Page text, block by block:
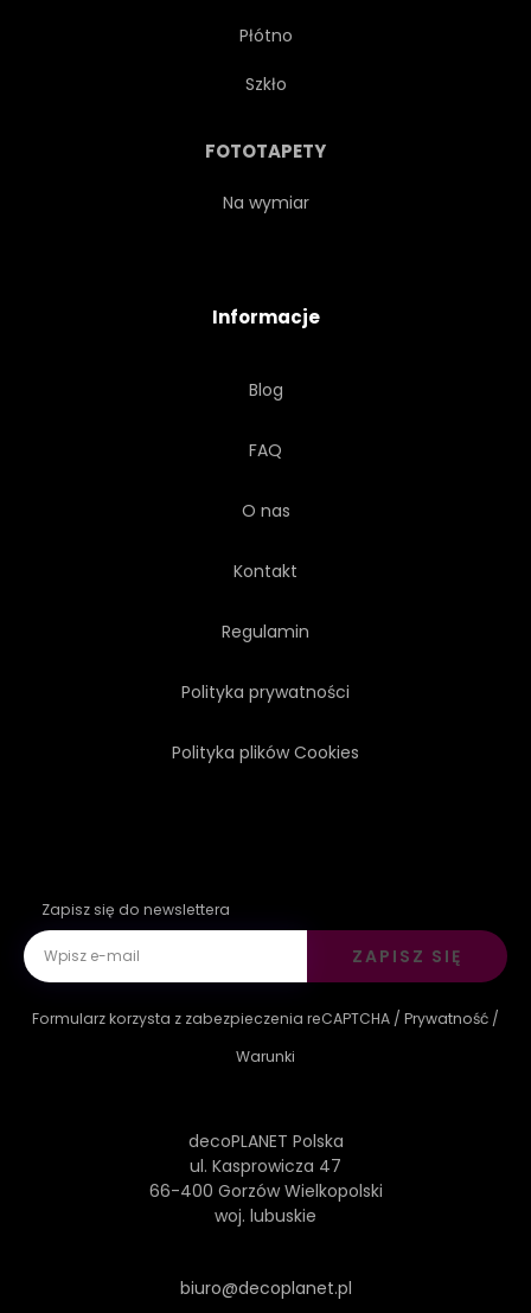
Płótno
Szkło
FOTOTAPETY
Na wymiar
Informacje
Blog
FAQ
O nas
Kontakt
Regulamin
Polityka prywatności
Polityka plików Cookies
Zapisz się do newslettera
ZAPISZ SIĘ
Formularz korzysta z zabezpieczenia reCAPTCHA / Prywatność /
Warunki
decoPLANET Polska
ul. Kasprowicza 47
66-400 Gorzów Wielkopolski
woj. lubuskie
biuro@decoplanet.pl